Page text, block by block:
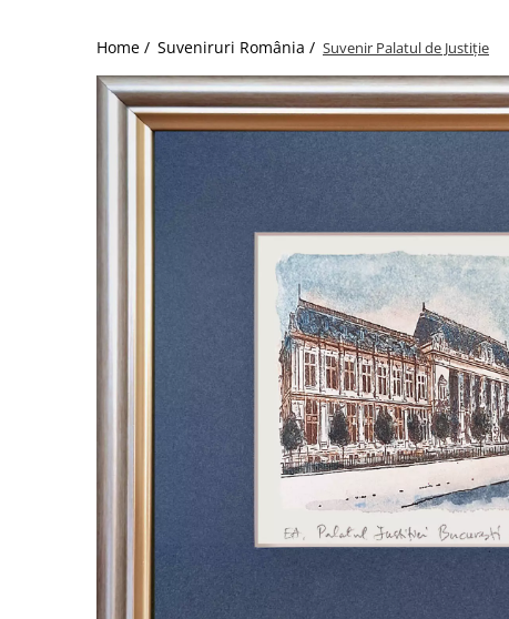
Home / Suveniruri România / Suvenir Palatul de Justiție